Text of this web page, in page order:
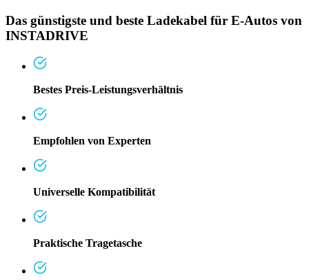
Das günstigste und beste Ladekabel für E-Autos von
INSTADRIVE
Bestes Preis-Leistungsverhältnis
Empfohlen von Experten
Universelle Kompatibilität
Praktische Tragetasche